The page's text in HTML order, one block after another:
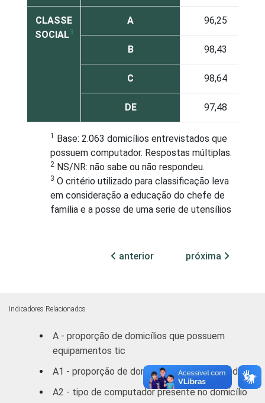
CLASSE
SOCIAL3
A 96,25
B 98,43
C 98,64
DE 97,48
1 Base: 2.063 domicílios entrevistados que
possuem computador. Respostas múltiplas.
2 NS/NR: não sabe ou não respondeu.
3 O critério utilizado para classificação leva
em consideração a educação do chefe de
família e a posse de uma serie de utensílios
por domicílio é associada a uma Classe
anterior próxima
Indicadores Relacionados
A - proporção de domicílios que possuem
equipamentos tic
A1 - proporção de domicílios com computador
A2 - tipo de computador presente no domicílio